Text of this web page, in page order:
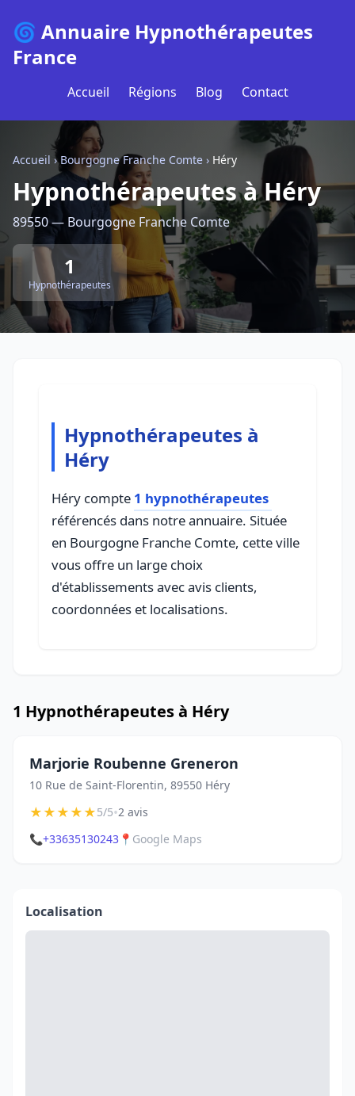
🌀 Annuaire Hypnothérapeutes
France
Accueil Régions Blog Contact
Accueil ›Bourgogne Franche Comte › Héry
Hypnothérapeutes à Héry
89550 — Bourgogne Franche Comte
1
Hypnothérapeutes
Hypnothérapeutes à
Héry
Héry compte 1 hypnothérapeutes
référencés dans notre annuaire. Située
en Bourgogne Franche Comte, cette ville
vous offre un large choix
d'établissements avec avis clients,
coordonnées et localisations.
1 Hypnothérapeutes à Héry
Marjorie Roubenne Greneron
10 Rue de Saint-Florentin, 89550 Héry
★★★★★5/5•2 avis
📞+33635130243 📍 Google Maps
Localisation